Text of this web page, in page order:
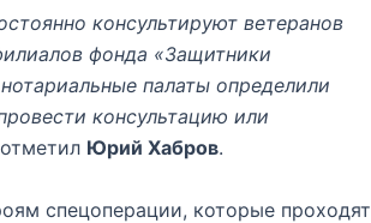
консультируют ветеранов
фонда «Защитники
палаты определили
консультацию или
Юрий Хабров.
спецоперации, которые проходят